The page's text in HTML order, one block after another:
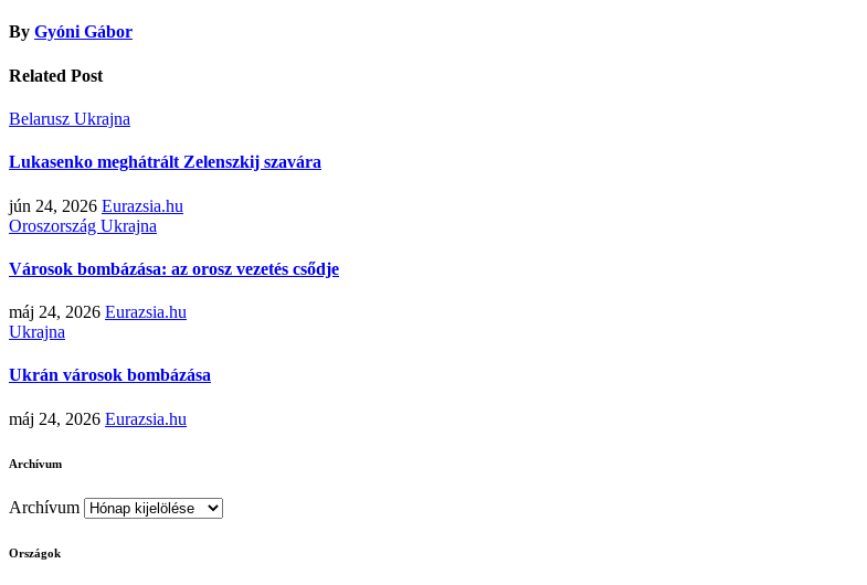
By Gyóni Gábor
Related Post
Belarusz Ukrajna
Lukasenko meghátrált Zelenszkij szavára
jún 24, 2026 Eurazsia.hu
Oroszország Ukrajna
Városok bombázása: az orosz vezetés csődje
máj 24, 2026 Eurazsia.hu
Ukrajna
Ukrán városok bombázása
máj 24, 2026 Eurazsia.hu
Archívum
Archívum
Országok